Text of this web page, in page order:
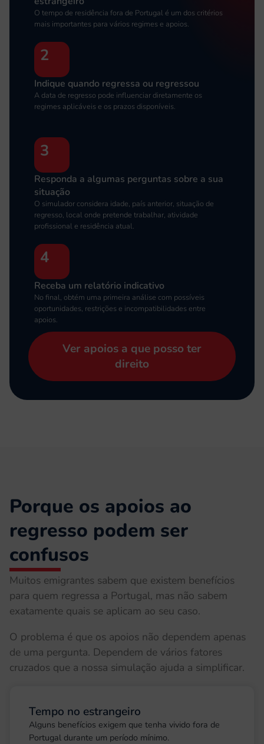
O tempo de residência fora de Portugal é um dos critérios
mais importantes para vários regimes e apoios.
2
Indique quando regressa ou regressou
A data de regresso pode influenciar diretamente os
regimes aplicáveis e os prazos disponíveis.
3
Responda a algumas perguntas sobre a sua
situação
O simulador considera idade, país anterior, situação de
regresso, local onde pretende trabalhar, atividade
profissional e residência atual.
4
Receba um relatório indicativo
No final, obtém uma primeira análise com possíveis
oportunidades, restrições e incompatibilidades entre
apoios.
Ver apoios a que posso ter
direito
Porque os apoios ao
regresso podem ser
confusos
Muitos emigrantes sabem que existem benefícios
para quem regressa a Portugal, mas não sabem
exatamente quais se aplicam ao seu caso.
O problema é que os apoios não dependem apenas
de uma pergunta. Dependem de vários fatores
cruzados que a nossa simulação ajuda a simplificar.
Tempo no estrangeiro
Alguns benefícios exigem que tenha vivido fora de
Portugal durante um período mínimo.